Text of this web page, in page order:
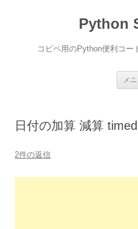
Python
コピペ用のPython便利コー
メ
日付の加算 減算
2件の返信